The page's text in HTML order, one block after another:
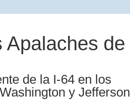
Apalaches de
de la I-64 en los
y Jefferson